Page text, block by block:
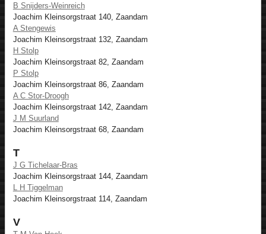
B Snijders-Weinreich
Joachim Kleinsorgstraat 140, Zaandam
A Stengewis
Joachim Kleinsorgstraat 132, Zaandam
H Stolp
Joachim Kleinsorgstraat 82, Zaandam
P Stolp
Joachim Kleinsorgstraat 86, Zaandam
A C Stor-Droogh
Joachim Kleinsorgstraat 142, Zaandam
J M Suurland
Joachim Kleinsorgstraat 68, Zaandam
T
J G Tichelaar-Bras
Joachim Kleinsorgstraat 144, Zaandam
L H Tiggelman
Joachim Kleinsorgstraat 114, Zaandam
V